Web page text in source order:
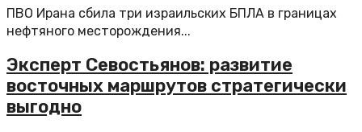
ПВО Ирана сбила три израильских БПЛА в границах
нефтяного месторождения...
Эксперт Севостьянов: развитие
восточных маршрутов стратегически
выгодно